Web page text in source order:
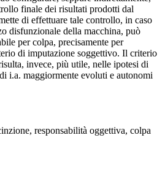
finale dei risultati prodotti dal
di effettuare tale controllo, in caso
disfunzionale della macchina, può
per colpa, precisamente per
di imputazione soggettivo. Il criterio
invece, più utile, nelle ipotesi di
i.a. maggiormente evoluti e autonomi
responsabilità oggettiva, colpa